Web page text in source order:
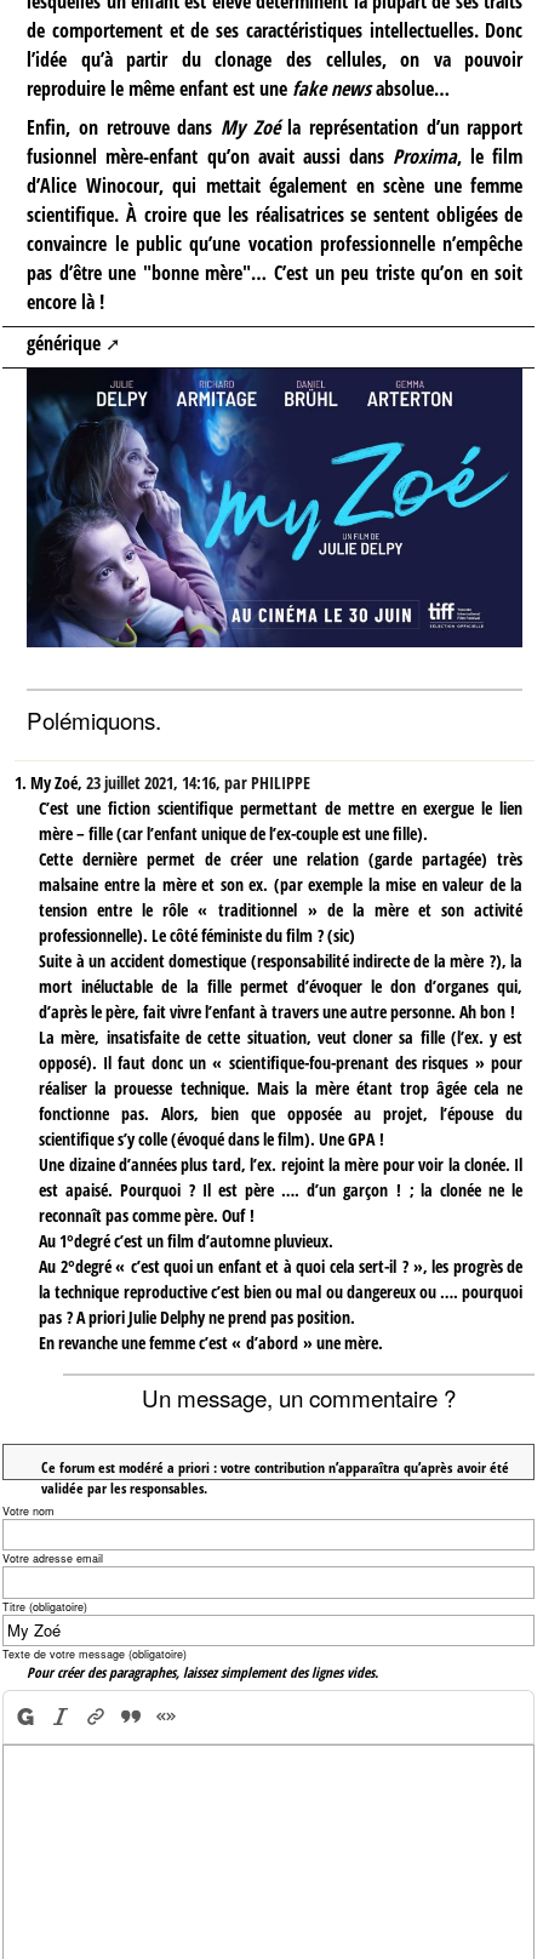
de comportement et de ses caractéristiques intellectuelles. Donc
l’idée qu’à partir du clonage des cellules, on va pouvoir
reproduire le même enfant est une fake newsabsolue…
Enfin, on retrouve dans My Zoéla représentation d’un rapport
fusionnel mère-enfant qu’on avait aussi dans Proxima, le film
d’Alice Winocour, qui mettait également en scène une femme
scientifique. À croire que les réalisatrices se sentent obligées de
convaincre le public qu’une vocation professionnelle n’empêche
pas d’être une "bonne mère"… C’est un peu triste qu’on en soit
encore là !
générique
Polémiquons.
1. My Zoé,23 juillet 2021, 14:16,parPHILIPPE
C’est une fiction scientifique permettant de mettre en exergue le lien
mère – fille (car l’enfant unique de l’ex-couple est une fille).
Cette dernière permet de créer une relation (garde partagée) très
malsaine entre la mère et son ex. (par exemple la mise en valeur de la
tension entre le rôle « traditionnel » de la mère et son activité
professionnelle). Le côté féministe du film ? (sic)
Suite à un accident domestique (responsabilité indirecte de la mère ?), la
mort inéluctable de la fille permet d’évoquer le don d’organes qui,
d’après le père, fait vivre l’enfant à travers une autre personne. Ah bon !
La mère, insatisfaite de cette situation, veut cloner sa fille (l’ex. y est
opposé). Il faut donc un « scientifique-fou-prenant des risques » pour
réaliser la prouesse technique. Mais la mère étant trop âgée cela ne
fonctionne pas. Alors, bien que opposée au projet, l’épouse du
scientifique s’y colle (évoqué dans le film). Une GPA !
Une dizaine d’années plus tard, l’ex. rejoint la mère pour voir la clonée. Il
est apaisé. Pourquoi ? Il est père …. d’un garçon ! ; la clonée ne le
reconnaît pas comme père. Ouf !
Au 1°degré c’est un film d’automne pluvieux.
Au 2°degré « c’est quoi un enfant et à quoi cela sert-il ? », les progrès de
la technique reproductive c’est bien ou mal ou dangereux ou …. pourquoi
pas ? A priori Julie Delphy ne prend pas position.
En revanche une femme c’est « d’abord » une mère.
Un message, un commentaire ?
Ce forum est modéré a priori : votre contribution n’apparaîtra qu’après avoir été
validée par les responsables.
Votre nom
Votre adresse email
Titre (obligatoire)
Texte de votre message (obligatoire)
Pour créer des paragraphes, laissez simplement des lignes vides.